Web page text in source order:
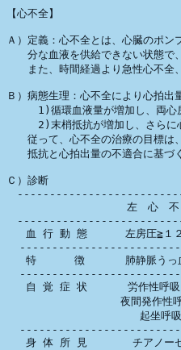
【心不全】
Ａ）定義：心不全とは、心臓のポ
分な血液を供給できない状態で
また、時間経過より急性心不全、
Ｂ）病態生理：心不全により心拍出
1)循環血液量が増加し、両心房
2)末梢抵抗が増加し、さらに心
従って、心不全の治療の目標は
抵抗と心拍出量の不適合に基づく
Ｃ）診断
左　心　不　全　　　
血 行 動 態 　　　左房圧≧１
特　　　 徴 　 　 肺静脈うっ
自 覚 症 状 　 　 労作性呼
夜間発作性呼
　 起坐呼
身 体 所 見       チアノ